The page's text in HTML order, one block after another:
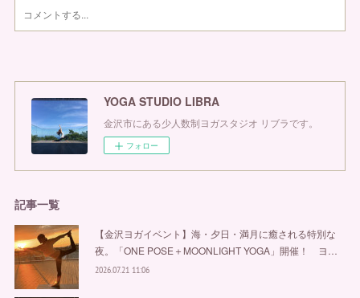
YOGA STUDIO LIBRA
金沢市にある少人数制ヨガスタジオ リブラです。
フォロー
記事一覧
【金沢ヨガイベント】海・夕日・満月に癒される特別な
夜。「ONE POSE＋MOONLIGHT YOGA」開催！ ヨ…
2026.07.21 11:06